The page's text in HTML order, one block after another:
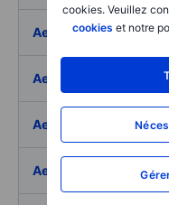
cookies. Veuillez
cookies et notre
Aeffe
Aegon Ltd
Aegon Ltd. - ADR
Aehr Test Systems